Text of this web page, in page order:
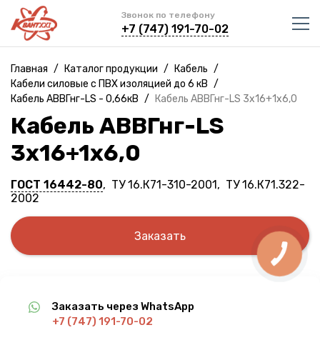
Звонок по телефону
+7 (747) 191-70-02
Главная / Каталог продукции / Кабель /
Кабели силовые с ПВХ изоляцией до 6 кВ /
Кабель АВВГнг-LS - 0,66кВ / Кабель АВВГнг-LS 3х16+1х6,0
Кабель АВВГнг-LS
3х16+1х6,0
ГОСТ 16442-80, ТУ 16.К71-310-2001, ТУ 16.К71.322-
2002
Заказать
Заказать через WhatsApp
+7 (747) 191-70-02